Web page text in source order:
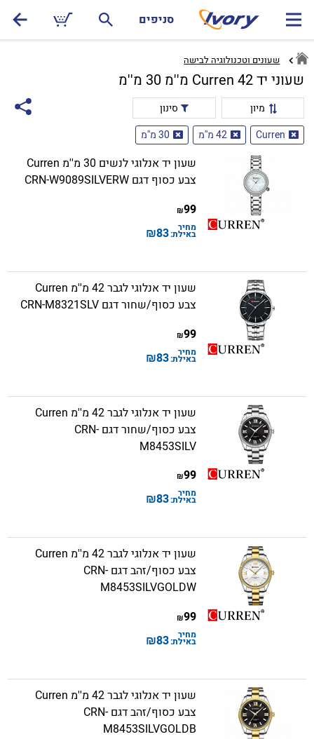
סניפים
שעונים וטכנולוגיה לבישה
שעוני יד Curren 42 מ''מ 30 מ''מ
מיון
סינון
Curren
42 מ''מ 30 מ''מ
שעון יד אנלוגי לנשים 30 מ''מ Curren
צבע כסוף דגם CRN-W9089SILVERW
99
₪
מחיר
באילת:83
₪
שעון יד אנלוגי לגבר 42 מ''מ Curren
צבע כסוף/שחור דגם CRN-M8321SLV
99
₪
מחיר
באילת:83
₪
שעון יד אנלוגי לגבר 42 מ''מ Curren
צבע כסוף/שחור דגם CRN-
M8453SILV
99
₪
מחיר
באילת:83
₪
שעון יד אנלוגי לגבר 42 מ''מ Curren
צבע כסוף/זהב דגם CRN-
M8453SILVGOLDW
99
₪
מחיר
באילת:83
₪
שעון יד אנלוגי לגבר 42 מ''מ Curren
צבע כסוף/זהב דגם CRN-
M8453SILVGOLDB